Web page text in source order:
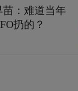
：难道当年
扔的？